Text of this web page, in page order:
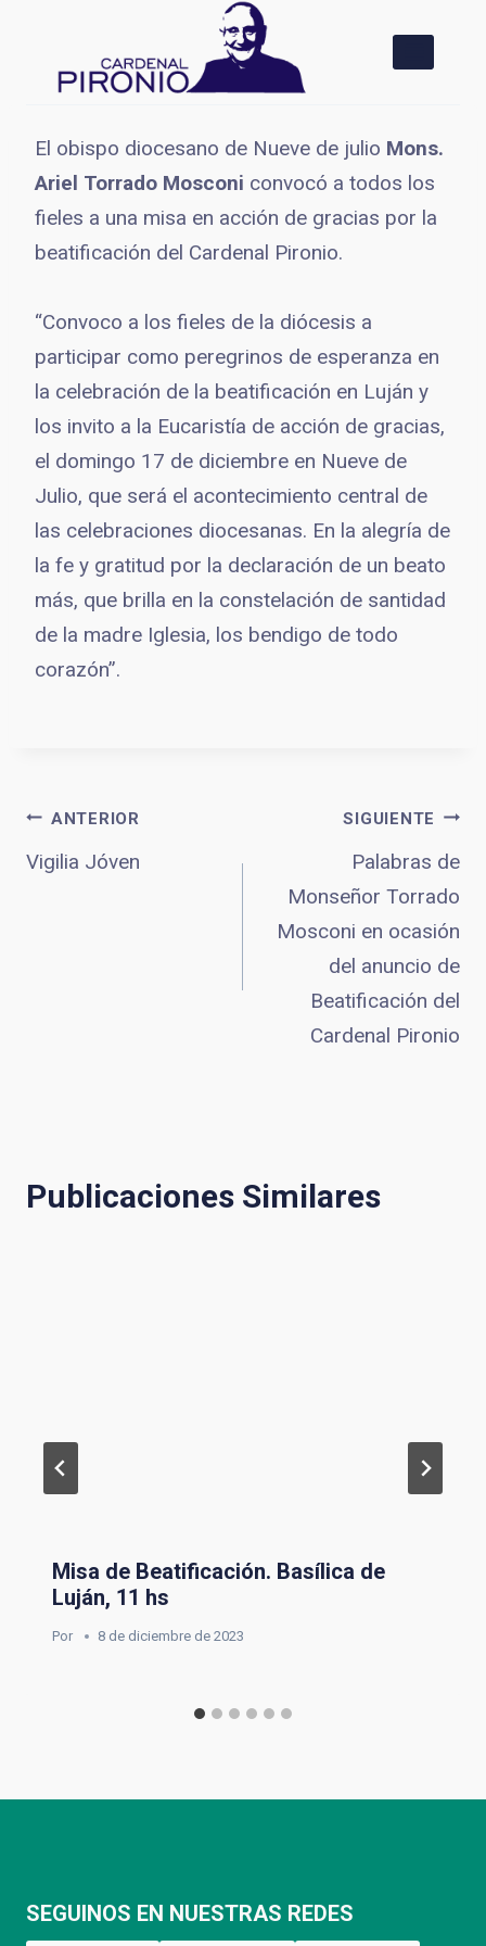
contenido
El obispo diocesano de Nueve de julio Mons.
Ariel Torrado Mosconi convocó a todos los
fieles a una misa en acción de gracias por la
beatificación del Cardenal Pironio.
“Convoco a los fieles de la diócesis a
participar como peregrinos de esperanza en
la celebración de la beatificación en Luján y
los invito a la Eucaristía de acción de gracias,
el domingo 17 de diciembre en Nueve de
Julio, que será el acontecimiento central de
las celebraciones diocesanas. En la alegría de
la fe y gratitud por la declaración de un beato
más, que brilla en la constelación de santidad
de la madre Iglesia, los bendigo de todo
corazón”.
Navegación
entradas
ANTERIOR
Vigilia Jóven
SIGUIENTE
Palabras de
Monseñor Torrado
Mosconi en ocasión
del anuncio de
Beatificación del
Cardenal Pironio
Publicaciones Similares
Misa de Beatificación. Basílica de
Luján, 11 hs
Por 8 de diciembre de 2023
SEGUINOS EN NUESTRAS REDES